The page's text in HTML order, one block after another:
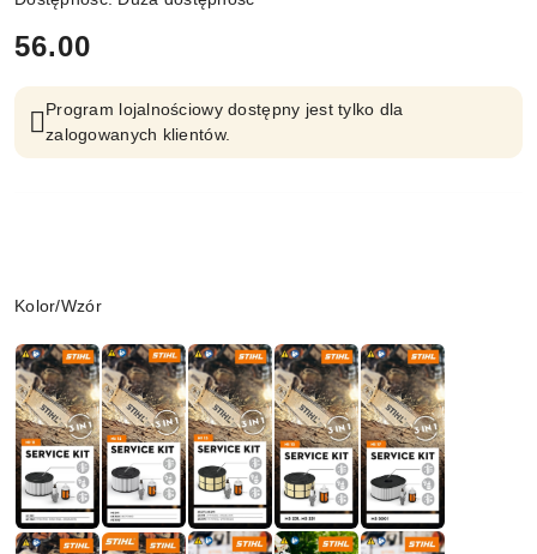
cena:
56.00
Program lojalnościowy dostępny jest tylko dla
zalogowanych klientów.
Wariant
Kolor/Wzór